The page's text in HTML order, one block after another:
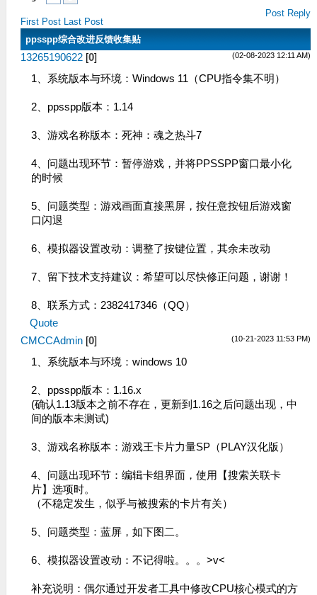
First Post Last Post
Post Reply
ppsspp综合改进反馈收集贴
(02-08-2023 12:11 AM)
13265190622 [0]
1、系统版本与环境：Windows 11（CPU指令集不明）
2、ppsspp版本：1.14
3、游戏名称版本：死神：魂之热斗7
4、问题出现环节：暂停游戏，并将PPSSPP窗口最小化
的时候
5、问题类型：游戏画面直接黑屏，按任意按钮后游戏窗
口闪退
6、模拟器设置改动：调整了按键位置，其余未改动
7、留下技术支持建议：希望可以尽快修正问题，谢谢！
8、联系方式：2382417346（QQ）
Quote
(10-21-2023 11:53 PM)
CMCCAdmin [0]
1、系统版本与环境：windows 10
2、ppsspp版本：1.16.x
(确认1.13版本之前不存在，更新到1.16之后问题出现，中
间的版本未测试)
3、游戏名称版本：游戏王卡片力量SP（PLAY汉化版）
4、问题出现环节：编辑卡组界面，使用【搜索关联卡
片】选项时。
（不稳定发生，似乎与被搜索的卡片有关）
5、问题类型：蓝屏，如下图二。
6、模拟器设置改动：不记得啦。。。>v<
补充说明：偶尔通过开发者工具中修改CPU核心模式的方